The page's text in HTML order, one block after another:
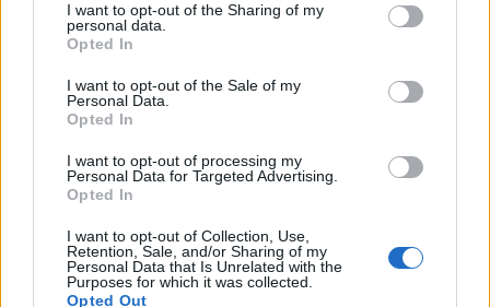
I want to opt-out of the Sharing of my
personal data.
Opted In
I want to opt-out of the Sale of my
Personal Data.
Opted In
I want to opt-out of processing my
Personal Data for Targeted Advertising.
Opted In
I want to opt-out of Collection, Use,
Retention, Sale, and/or Sharing of my
Personal Data that Is Unrelated with the
Purposes for which it was collected.
Opted Out
Ο Λούκα Ντόντσιτς ανακοίνωσε πως δεν θα ενισχύσει
την εθνική Σλοβενίας στα προκριματικά του
Παγκοσμίου Κυπέλλου.
12 Μαΐου 2026 10:24